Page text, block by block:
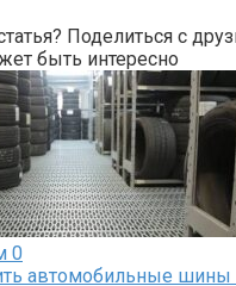
Поделиться с
быть интересно
0
автомобильные шины